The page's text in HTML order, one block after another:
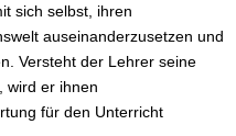
sich selbst, ihren
auseinanderzusetzen und
Versteht der Lehrer seine
wird er ihnen
für den Unterricht